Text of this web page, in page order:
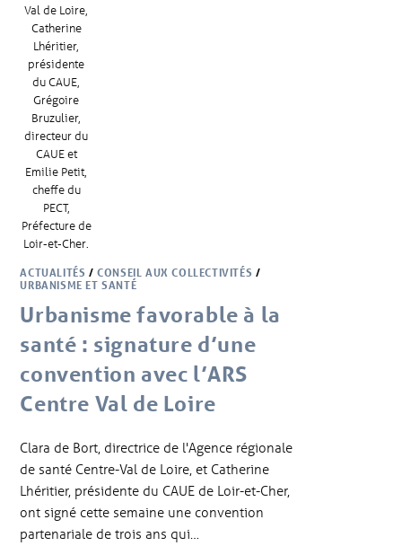
Val de Loire,
Catherine
Lhéritier,
présidente
du CAUE,
Grégoire
Bruzulier,
directeur du
CAUE et
Emilie Petit,
cheffe du
PECT,
Préfecture de
Loir-et-Cher.
ACTUALITÉS /CONSEIL AUX COLLECTIVITÉS /
URBANISME ET SANTÉ
Urbanisme favorable à la
santé : signature d’une
convention avec l’ARS
Centre Val de Loire
Clara de Bort, directrice de l'Agence régionale
de santé Centre-Val de Loire, et Catherine
Lhéritier, présidente du CAUE de Loir-et-Cher,
ont signé cette semaine une convention
partenariale de trois ans qui…